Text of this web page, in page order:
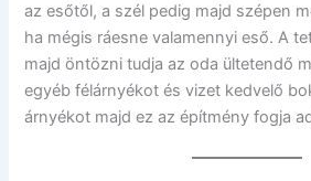
az esőtől, a szél pedig majd szépen
ha mégis ráesne valamennyi eső. A
majd öntözni tudja az oda ültetendő
egyéb félárnyékot és vizet kedvelő
árnyékot majd ez az építmény fogja